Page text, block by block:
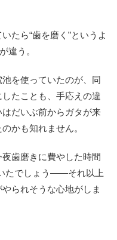
たら“歯を磨く”というよ
違う。
を使っていたのが、同
たことも、手応えの違
だいぶ前からガタが来
かも知れません。
歯磨きに費やした時間
たでしょう――それ以上
られそうな心地がしま